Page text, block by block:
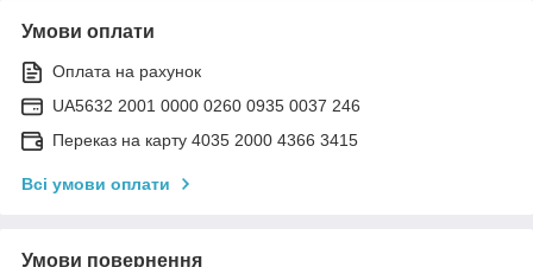
Умови оплати
Оплата на рахунок
UA5632 2001 0000 0260 0935 0037 246
Переказ на карту 4035 2000 4366 3415
Всі умови оплати
Умови повернення